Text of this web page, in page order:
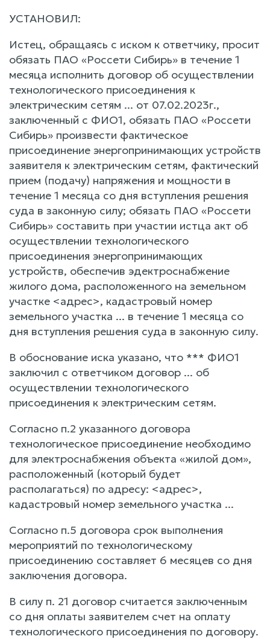
УСТАНОВИЛ:
Истец, обращаясь с иском к ответчику, просит
обязать ПАО «Россети Сибирь» в течение 1
месяца исполнить договор об осуществлении
технологического присоединения к
электрическим сетям ... от 07.02.2023г.,
заключенный с ФИО1, обязать ПАО «Россети
Сибирь» произвести фактическое
присоединение энергопринимающих устройств
заявителя к электрическим сетям, фактический
прием (подачу) напряжения и мощности в
течение 1 месяца со дня вступления решения
суда в законную силу; обязать ПАО «Россети
Сибирь» составить при участии истца акт об
осуществлении технологического
присоединения энергопринимающих
устройств, обеспечив эдектроснабжение
жилого дома, расположенного на земельном
участке <адрес>, кадастровый номер
земельного участка ... в течение 1 месяца со
дня вступления решения суда в законную силу.
В обоснование иска указано, что *** ФИО1
заключил с ответчиком договор ... об
осуществлении технологического
присоединения к электрическим сетям.
Согласно п.2 указанного договора
технологическое присоединение необходимо
для электроснабжения объекта «жилой дом»,
расположенный (который будет
располагаться) по адресу: <адрес>,
кадастровый номер земельного участка ...
Согласно п.5 договора срок выполнения
мероприятий по технологическому
присоединению составляет 6 месяцев со дня
заключения договора.
В силу п. 21 договор считается заключенным
со дня оплаты заявителем счет на оплату
технологического присоединения по договору.